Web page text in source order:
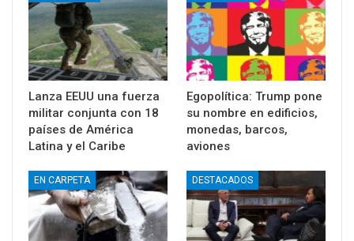
Lanza EEUU una fuerza
militar conjunta con 18
países de América
Latina y el Caribe
Egopolítica: Trump pone
su nombre en edificios,
monedas, barcos,
aviones
EN CARPETA DESTACADOS